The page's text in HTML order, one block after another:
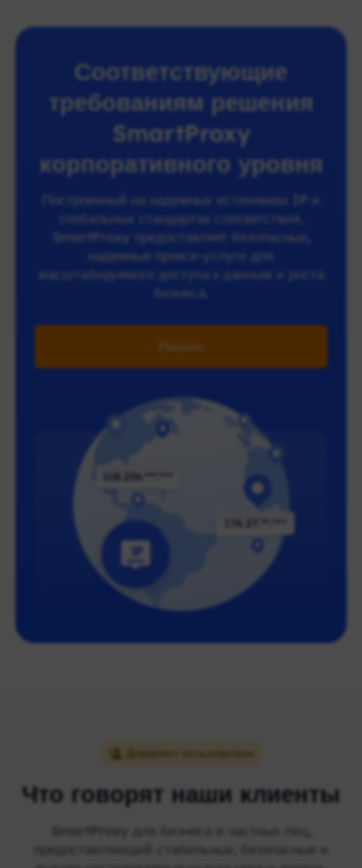
Соответствующие
требованиям решения
SmartProxy
корпоративного уровня
Построенный на надежных источниках IP и
глобальных стандартах соответствия,
SmartProxy предоставляет безопасные,
надежные прокси-услуги для
масштабируемого доступа к данным и роста
бизнеса.
Начать
Доверяют пользователи
Что говорят наши клиенты
SmartProxy для бизнеса и частных лиц,
предоставляющий стабильные, безопасные и